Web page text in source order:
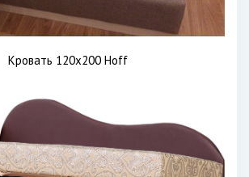
Кровать 120х200 Hoff